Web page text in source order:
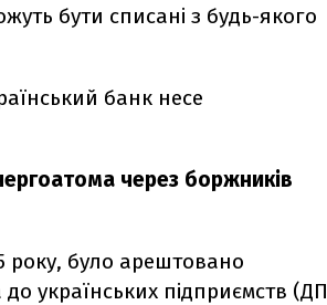
бути списані з будь-якого
банк несе
через боржників
року, було арештовано
українських підприємств (ДП